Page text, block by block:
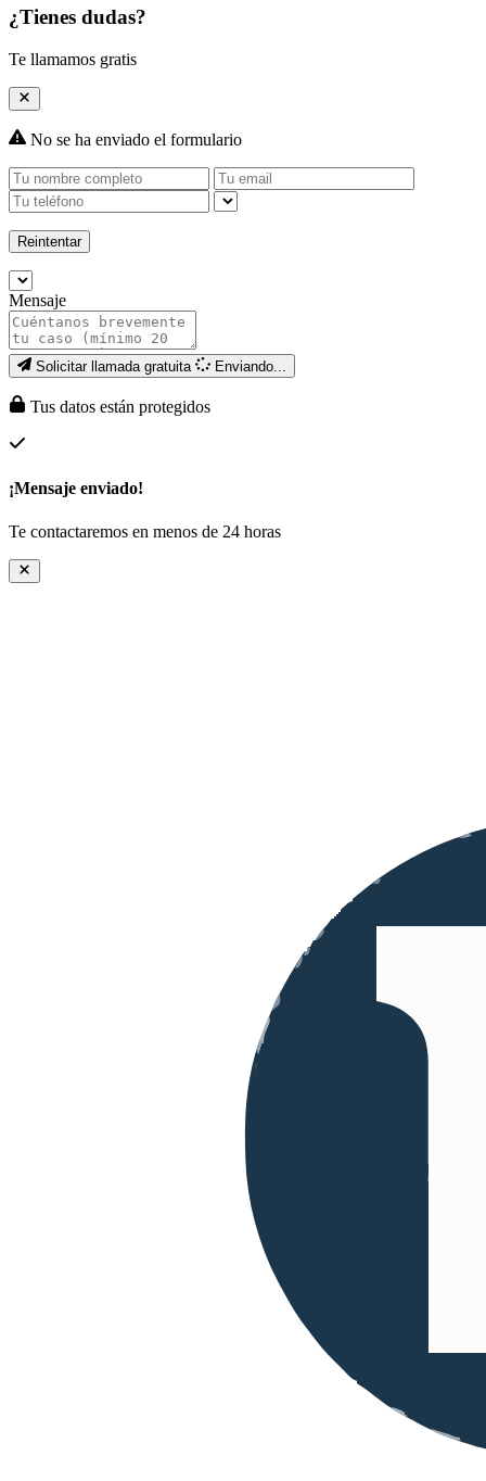
¿Tienes dudas?
Te llamamos gratis
No se ha enviado el formulario
Reintentar
Mensaje
Solicitar llamada gratuita Enviando...
Tus datos están protegidos
¡Mensaje enviado!
Te contactaremos en menos de 24 horas